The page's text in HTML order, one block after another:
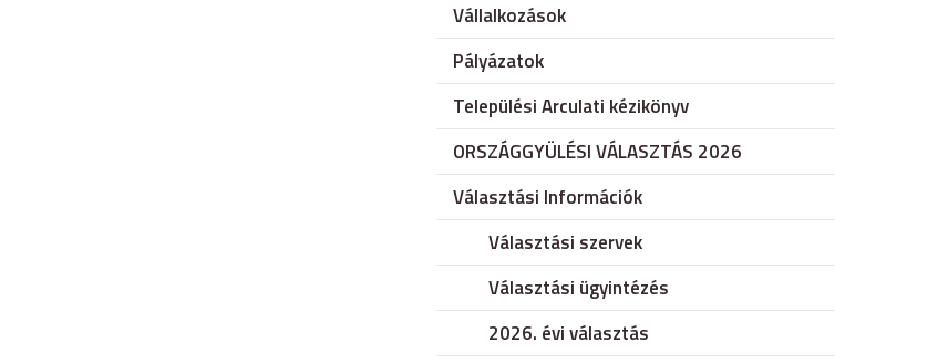
Vállalkozások
Pályázatok
Települési Arculati kézikönyv
ORSZÁGGYÜLÉSI VÁLASZTÁS 2026
Választási Információk
Választási szervek
Választási ügyintézés
2026. évi választás